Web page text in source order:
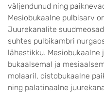
väljendunud ning
Mesiobukaalne pulbisarv
Juurekanalite
suhtes pulbikambri
lähestikku. Mesiobukaalne
bukaalsemal ja
molaaril, distobukaalne
ning palatinaalne